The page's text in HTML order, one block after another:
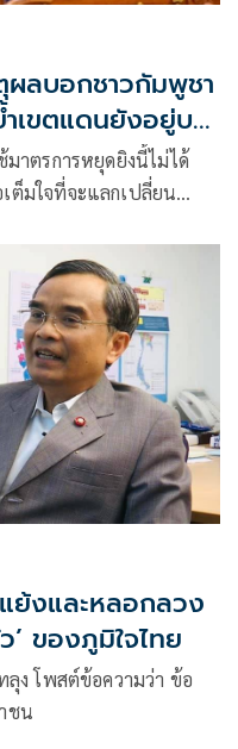
ผลบอกชาวกัมพูชา
เขตแดนยังอยู่บน
าตรการหยุดยิงนี้ไม่ได้
ต็มใจที่จะแลกเปลี่ยน
ย้งและหลอกลวง
’ ของภูมิใจไทย
ง โพสต์ข้อความว่า ข้อ
ชน